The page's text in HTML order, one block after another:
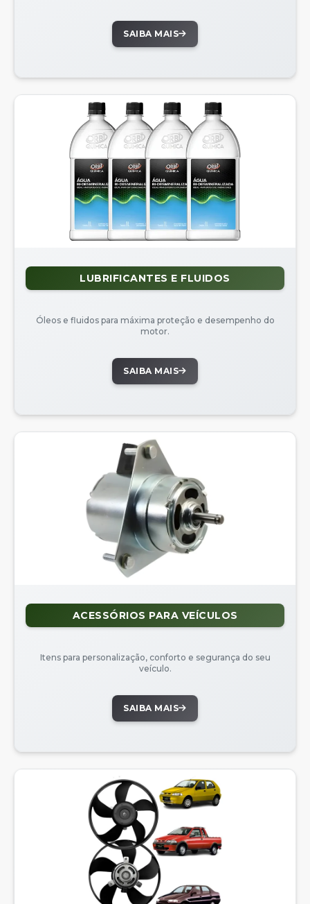
SAIBA MAIS
LUBRIFICANTES E FLUIDOS
Óleos e fluidos para máxima proteção e desempenho do
motor.
SAIBA MAIS
ACESSÓRIOS PARA VEÍCULOS
Itens para personalização, conforto e segurança do seu
veículo.
SAIBA MAIS